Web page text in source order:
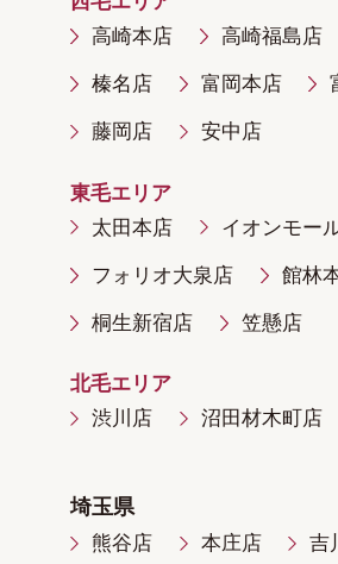
高崎本店
高崎福島店
榛名店 富岡本店
藤岡店 安中店
東毛エリア
太田本店
イオンモー
フォリオ大泉店 館林
桐生新宿店 笠懸店
北毛エリア
渋川店
沼田材木町店
埼玉県
熊谷店 本庄店 吉